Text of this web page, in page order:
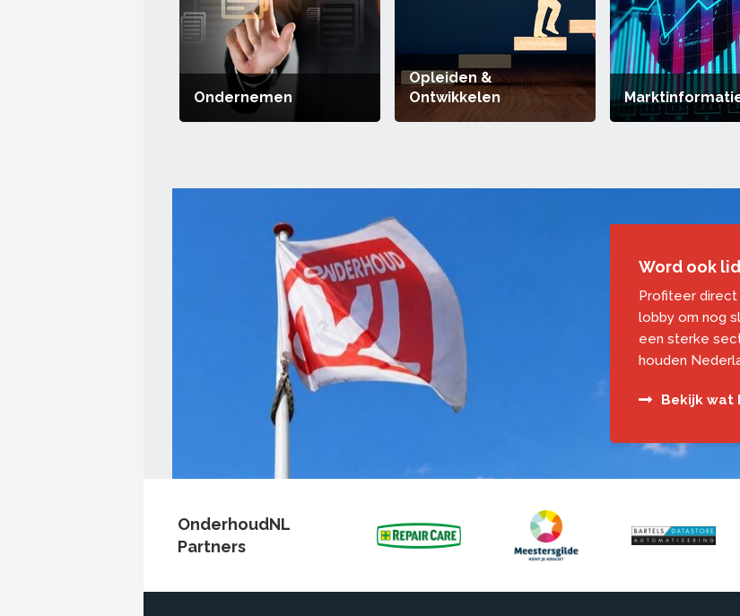
Ondernemen
Opleiden &
Ontwikkelen
Word ook lid
Profiteer
lobby om nog
een sterke
houden
Bekijk wat
OnderhoudNL
Partners